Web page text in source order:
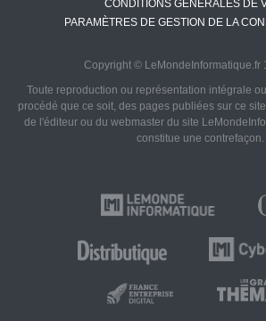
CONDITIONS GÉNÉRALES DE
PARAMÈTRES DE GESTION DE LA
Copyright © LeMondeInformatique.fr
Toute reproduction ou représentation intégrale
procédé que ce soit, des pages publiées sur ce
de l'éditeur ou du webmaster du site
constitue une contrefaçon.